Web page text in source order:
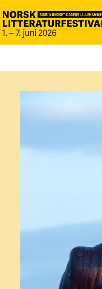
1. – 7. juni 2026